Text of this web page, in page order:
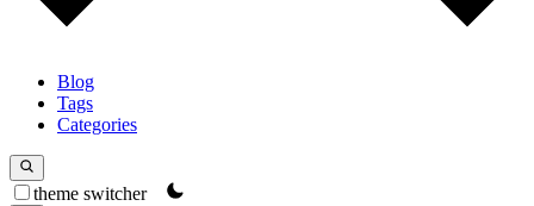
Blog
Tags
Categories
theme switcher